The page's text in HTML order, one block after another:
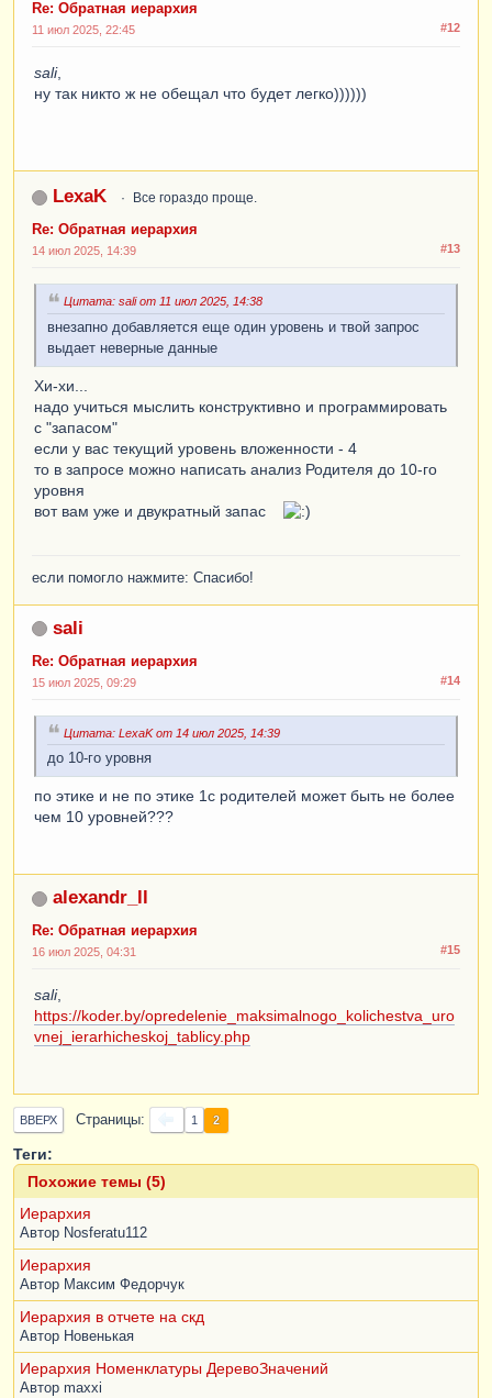
Re: Обратная иерархия
#12
11 июл 2025, 22:45
sali,
ну так никто ж не обещал что будет легко))))))
LexaK Все гораздо проще.
Re: Обратная иерархия
#13
14 июл 2025, 14:39
Цитата: sali от 11 июл 2025, 14:38
внезапно добавляется еще один уровень и твой запрос
выдает неверные данные
Хи-хи...
надо учиться мыслить конструктивно и программировать
с "запасом"
если у вас текущий уровень вложенности - 4
то в запросе можно написать анализ Родителя до 10-го
уровня
вот вам уже и двукратный запас
если помогло нажмите: Спасибо!
sali
Re: Обратная иерархия
#14
15 июл 2025, 09:29
Цитата: LexaK от 14 июл 2025, 14:39
до 10-го уровня
по этике и не по этике 1с родителей может быть не более
чем 10 уровней???
alexandr_ll
Re: Обратная иерархия
#15
16 июл 2025, 04:31
sali,
https://koder.by/opredelenie_maksimalnogo_kolichestva_uro
vnej_ierarhicheskoj_tablicy.php
ВВЕРХ Страницы 1 2
Теги:
Похожие темы (5)
Иерархия
Автор Nosferatu112
Иерархия
Автор Максим Федорчук
Иерархия в отчете на скд
Автор Новенькая
Иерархия Номенклатуры ДеревоЗначений
Автор maxxi